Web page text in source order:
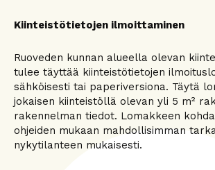
Kiinteistötietojen ilmoittaminen
Ruoveden kunnan alueella olevan
tulee täyttää kiinteistötietojen
sähköisesti tai paperiversiona. Täytä
jokaisen kiinteistöllä olevan yli 5 m²
rakennelman tiedot. Lomakkeen
ohjeiden mukaan mahdollisimman
nykytilanteen mukaisesti.